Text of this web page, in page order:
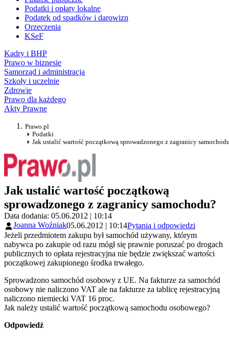
Podatki i opłaty lokalne
Podatek od spadków i darowizn
Orzeczenia
KSeF
Kadry i BHP
Prawo w biznesie
Samorząd i administracja
Szkoły i uczelnie
Zdrowie
Prawo dla każdego
Akty Prawne
Prawo.pl
Podatki
Jak ustalić wartość początkową sprowadzonego z zagranicy
Jak ustalić wartość początkową
sprowadzonego z zagranicy samochodu?
Data dodania: 05.06.2012 | 10:14
Joanna Woźniak05.06.2012 | 10:14Pytania i odpowiedzi
Jeżeli przedmiotem zakupu był samochód używany, którym
nabywca po zakupie od razu mógł się prawnie poruszać po drogach
publicznych to opłata rejestracyjna nie będzie zwiększać wartości
początkowej zakupionego środka trwałego.
Sprowadzono samochód osobowy z UE. Na fakturze za samochód
osobowy nie naliczono VAT ale na fakturze za tablicę rejestracyjną
naliczono niemiecki VAT 16 proc.
Jak należy ustalić wartość początkową samochodu osobowego?
Odpowiedź